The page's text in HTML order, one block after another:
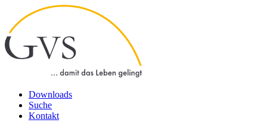
Downloads
Suche
Kontakt